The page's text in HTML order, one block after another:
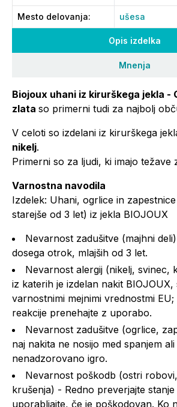
Opis izdelka
Mnenja
Biojoux uhani iz kirurškega jekla -
zlata so primerni tudi za najbolj
V celoti so izdelani iz kirurškega
nikelj.
Primerni so za ljudi, ki imajo težave
Varnostna navodila
Izdelek: Uhani, ogrlice in
starejše od 3 let) iz jekla BIOJOUX
Nevarnost zadušitve (majhni
dosega otrok, mlajših od 3 let.
Nevarnost alergij (nikelj, svinec,
iz katerih je izdelan nakit
varnostnimi mejnimi vrednostmi
reakcije prenehajte z uporabo.
Nevarnost zadušitve (ogrlice,
naj nakita ne nosijo med spanjem ali
nenadzorovano igro.
Nevarnost poškodb (ostri
krušenja) - Redno preverjajte
uporabljajte, če je poškodovan. Ko
Mesto delovanja: ušesa